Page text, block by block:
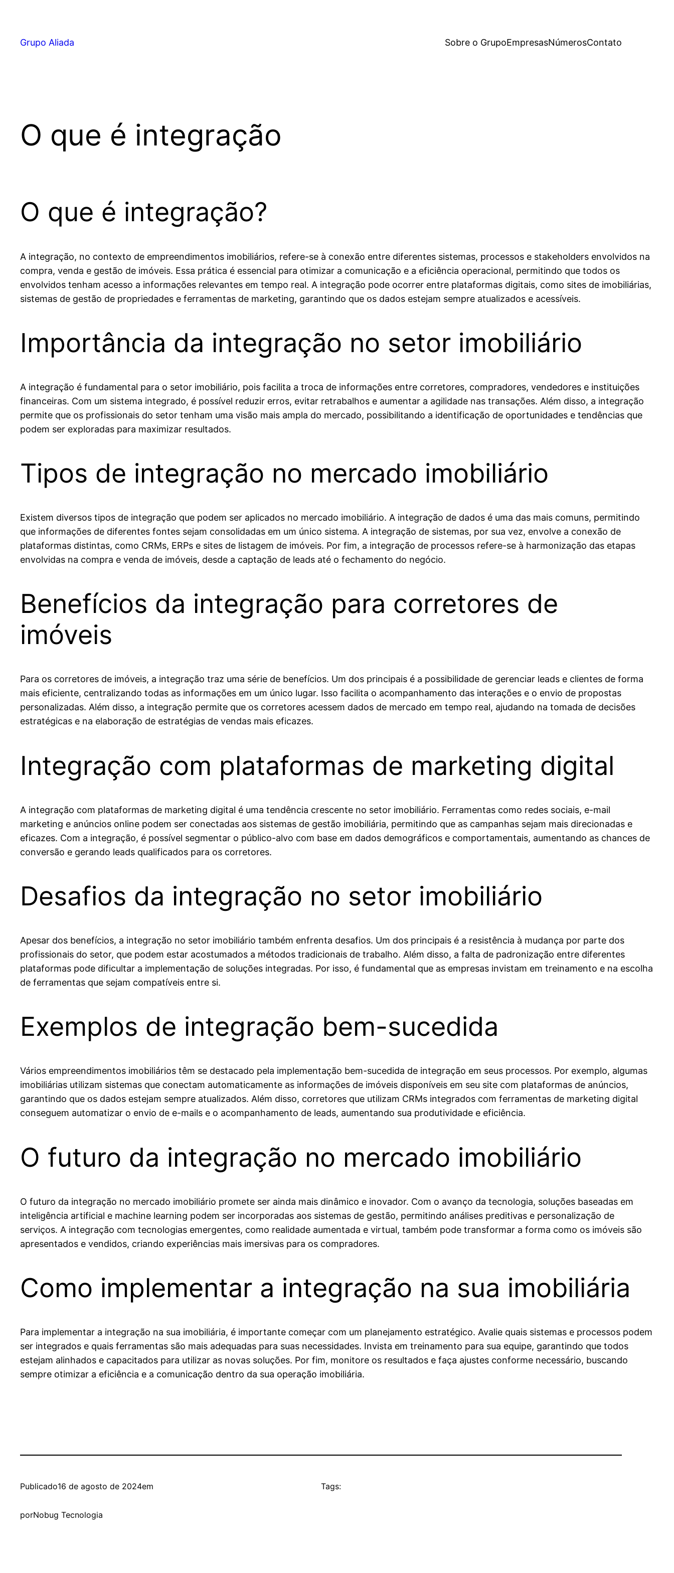
Grupo Aliada Sobre o GrupoEmpresasNúmerosContato
O que é integração
O que é integração?
A integração, no contexto de empreendimentos imobiliários, refere-se à conexão entre diferentes sistemas, processos e stakeholders envolvidos na
compra, venda e gestão de imóveis. Essa prática é essencial para otimizar a comunicação e a eficiência operacional, permitindo que todos os
envolvidos tenham acesso a informações relevantes em tempo real. A integração pode ocorrer entre plataformas digitais, como sites de imobiliárias,
sistemas de gestão de propriedades e ferramentas de marketing, garantindo que os dados estejam sempre atualizados e acessíveis.
Importância da integração no setor imobiliário
A integração é fundamental para o setor imobiliário, pois facilita a troca de informações entre corretores, compradores, vendedores e instituições
financeiras. Com um sistema integrado, é possível reduzir erros, evitar retrabalhos e aumentar a agilidade nas transações. Além disso, a integração
permite que os profissionais do setor tenham uma visão mais ampla do mercado, possibilitando a identificação de oportunidades e tendências que
podem ser exploradas para maximizar resultados.
Tipos de integração no mercado imobiliário
Existem diversos tipos de integração que podem ser aplicados no mercado imobiliário. A integração de dados é uma das mais comuns, permitindo
que informações de diferentes fontes sejam consolidadas em um único sistema. A integração de sistemas, por sua vez, envolve a conexão de
plataformas distintas, como CRMs, ERPs e sites de listagem de imóveis. Por fim, a integração de processos refere-se à harmonização das etapas
envolvidas na compra e venda de imóveis, desde a captação de leads até o fechamento do negócio.
Benefícios da integração para corretores de
imóveis
Para os corretores de imóveis, a integração traz uma série de benefícios. Um dos principais é a possibilidade de gerenciar leads e clientes de forma
mais eficiente, centralizando todas as informações em um único lugar. Isso facilita o acompanhamento das interações e o envio de propostas
personalizadas. Além disso, a integração permite que os corretores acessem dados de mercado em tempo real, ajudando na tomada de decisões
estratégicas e na elaboração de estratégias de vendas mais eficazes.
Integração com plataformas de marketing digital
A integração com plataformas de marketing digital é uma tendência crescente no setor imobiliário. Ferramentas como redes sociais, e-mail
marketing e anúncios online podem ser conectadas aos sistemas de gestão imobiliária, permitindo que as campanhas sejam mais direcionadas e
eficazes. Com a integração, é possível segmentar o público-alvo com base em dados demográficos e comportamentais, aumentando as chances de
conversão e gerando leads qualificados para os corretores.
Desafios da integração no setor imobiliário
Apesar dos benefícios, a integração no setor imobiliário também enfrenta desafios. Um dos principais é a resistência à mudança por parte dos
profissionais do setor, que podem estar acostumados a métodos tradicionais de trabalho. Além disso, a falta de padronização entre diferentes
plataformas pode dificultar a implementação de soluções integradas. Por isso, é fundamental que as empresas invistam em treinamento e na escolha
de ferramentas que sejam compatíveis entre si.
Exemplos de integração bem-sucedida
Vários empreendimentos imobiliários têm se destacado pela implementação bem-sucedida de integração em seus processos. Por exemplo, algumas
imobiliárias utilizam sistemas que conectam automaticamente as informações de imóveis disponíveis em seu site com plataformas de anúncios,
garantindo que os dados estejam sempre atualizados. Além disso, corretores que utilizam CRMs integrados com ferramentas de marketing digital
conseguem automatizar o envio de e-mails e o acompanhamento de leads, aumentando sua produtividade e eficiência.
O futuro da integração no mercado imobiliário
O futuro da integração no mercado imobiliário promete ser ainda mais dinâmico e inovador. Com o avanço da tecnologia, soluções baseadas em
inteligência artificial e machine learning podem ser incorporadas aos sistemas de gestão, permitindo análises preditivas e personalização de
serviços. A integração com tecnologias emergentes, como realidade aumentada e virtual, também pode transformar a forma como os imóveis são
apresentados e vendidos, criando experiências mais imersivas para os compradores.
Como implementar a integração na sua imobiliária
Para implementar a integração na sua imobiliária, é importante começar com um planejamento estratégico. Avalie quais sistemas e processos podem
ser integrados e quais ferramentas são mais adequadas para suas necessidades. Invista em treinamento para sua equipe, garantindo que todos
estejam alinhados e capacitados para utilizar as novas soluções. Por fim, monitore os resultados e faça ajustes conforme necessário, buscando
sempre otimizar a eficiência e a comunicação dentro da sua operação imobiliária.
Publicado16 de agosto de 2024em
porNobug Tecnologia
Tags: